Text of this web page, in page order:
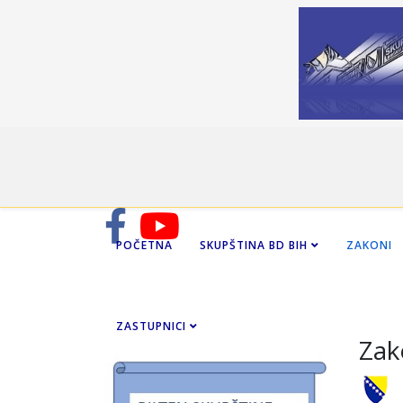
POČETNA SKUPŠTINA BD BIH ZAKONI
ZASTUPNICI